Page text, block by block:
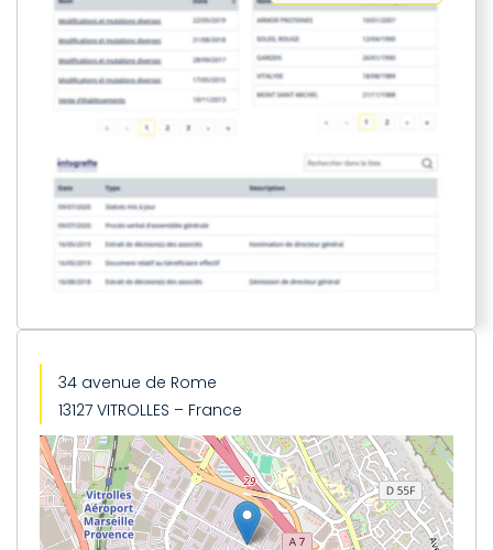
34 avenue de Rome
13127 VITROLLES – France